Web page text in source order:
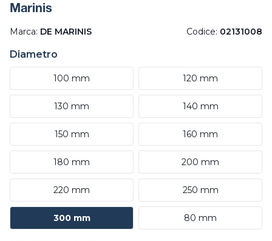
Marinis
Marca: DE MARINIS Codice: 02131008
Diametro
100 mm 120 mm
130 mm 140 mm
150 mm 160 mm
180 mm 200 mm
220 mm 250 mm
300 mm 80 mm